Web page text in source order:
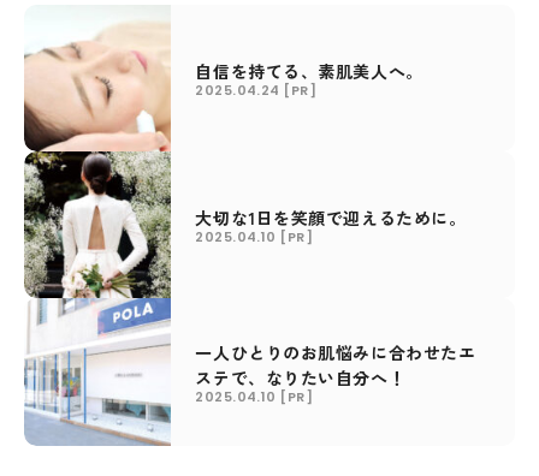
自信を持てる、素肌美人へ。
2025.04.24 [PR]
大切な1日を笑顔で迎えるために。
2025.04.10 [PR]
一人ひとりのお肌悩みに合わせたエ
ステで、なりたい自分へ！
2025.04.10 [PR]